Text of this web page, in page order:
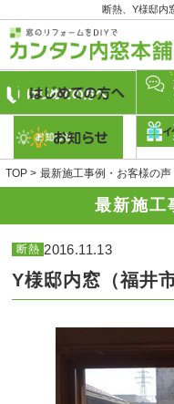
断熱、Y様邸内
最新施工
TOP 最新施工事例・お客様の声
断熱 2016.11.13
Y様邸内窓（福井